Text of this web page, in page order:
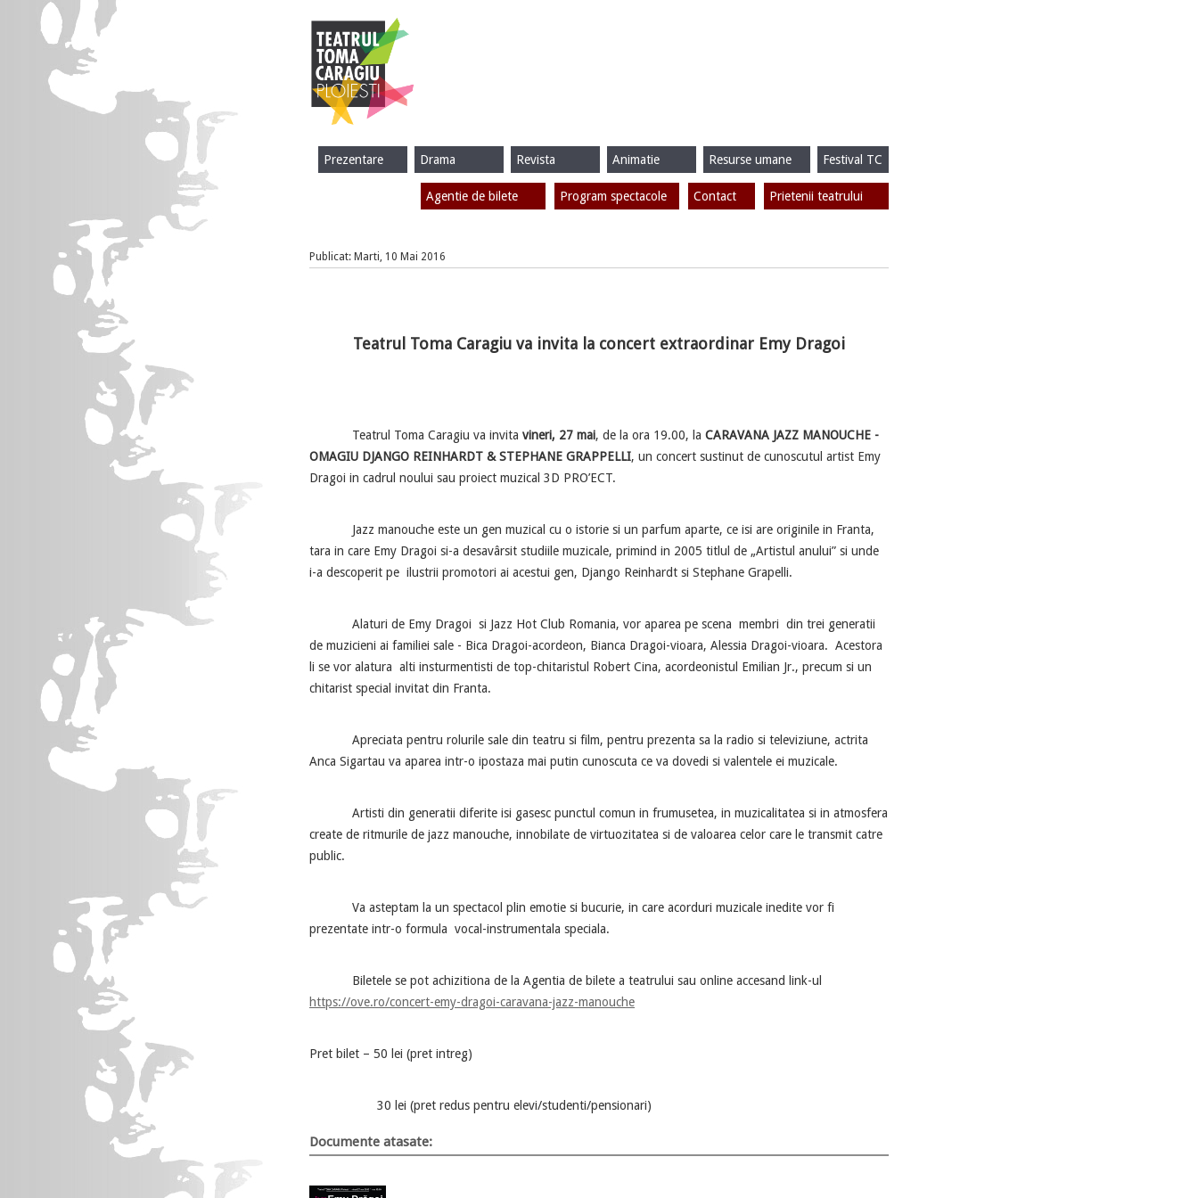
Festival TC
Resurse umane
Animatie
Revista
Drama
Prezentare
Prietenii teatrului
Contact
Program spectacole
Agentie de bilete
Publicat: Marti, 10 Mai 2016
Teatrul Toma Caragiu va invita la concert extraordinar Emy Dragoi
Teatrul Toma Caragiu va invita vineri, 27 mai, de la ora 19.00, la CARAVANA JAZZ MANOUCHE -
OMAGIU DJANGO REINHARDT & STEPHANE GRAPPELLI, un concert sustinut de cunoscutul artist Emy
Dragoi in cadrul noului sau proiect muzical 3D PRO’ECT.
Jazz manouche este un gen muzical cu o istorie si un parfum aparte, ce isi are originile in Franta,
tara in care Emy Dragoi si-a desavârsit studiile muzicale, primind in 2005 titlul de „Artistul anului” si unde
i-a descoperit pe ilustrii promotori ai acestui gen, Django Reinhardt si Stephane Grapelli.
Alaturi de Emy Dragoi si Jazz Hot Club Romania, vor aparea pe scena membri din trei generatii
de muzicieni ai familiei sale - Bica Dragoi-acordeon, Bianca Dragoi-vioara, Alessia Dragoi-vioara. Acestora
li se vor alatura alti insturmentisti de top-chitaristul Robert Cina, acordeonistul Emilian Jr., precum si un
chitarist special invitat din Franta.
Apreciata pentru rolurile sale din teatru si film, pentru prezenta sa la radio si televiziune, actrita
Anca Sigartau va aparea intr-o ipostaza mai putin cunoscuta ce va dovedi si valentele ei muzicale.
Artisti din generatii diferite isi gasesc punctul comun in frumusetea, in muzicalitatea si in atmosfera
create de ritmurile de jazz manouche, innobilate de virtuozitatea si de valoarea celor care le transmit catre
public.
Va asteptam la un spectacol plin emotie si bucurie, in care acorduri muzicale inedite vor fi
prezentate intr-o formula vocal-instrumentala speciala.
Biletele se pot achizitiona de la Agentia de bilete a teatrului sau online accesand link-ul
https://ove.ro/concert-emy-dragoi-caravana-jazz-manouche
Pret bilet – 50 lei (pret intreg)
30 lei (pret redus pentru elevi/studenti/pensionari)
Documente atasate: